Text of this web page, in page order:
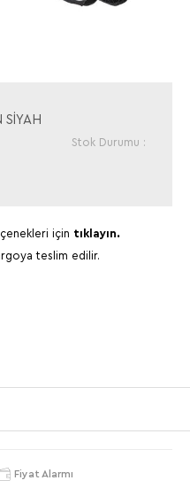
SİYAH
Stok Durumu :
için tıklayın.
teslim edilir.
Fiyat Alarmı